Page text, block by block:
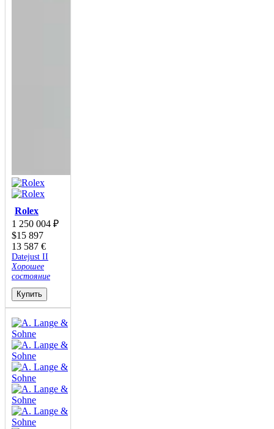
Rolex
1 250 004 ₽
$15 897
13 587 €
Datejust II
Хорошее
состояние
Купить